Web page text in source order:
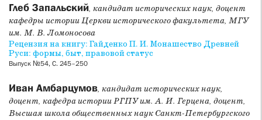
Глеб Запальский, кандидат исторических наук, доцент
кафедры истории Церкви исторического факультета, МГУ
им. М. В. Ломоносова
Рецензия на книгу: Гайденко П. И. Монашество Древней
Руси: формы, быт, правовой статус
Выпуск №54, С. 245–250
Иван Амбарцумов, кандидат исторических наук,
доцент, кафедра истории РГПУ им. А. И. Герцена, доцент,
Высшая школа общественных наук Санкт-Петербургского